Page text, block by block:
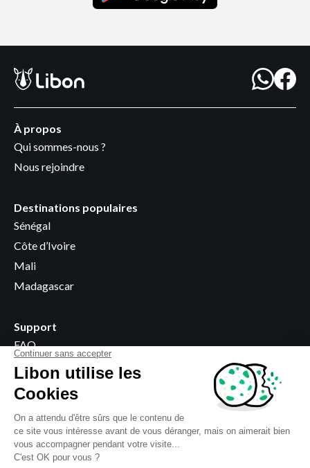
À propos
Qui sommes-nous ?
Nous rejoindre
Destinations populaires
Sénégal
Côte d’Ivoire
Mali
Madagascar
Support
FAQ
Devenir revendeur
Points de vente
Informations légales
Termes et Conditions
Vie privée